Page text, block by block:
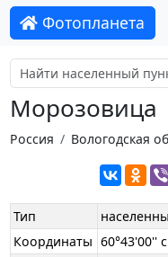
Фотопланета
Морозовица
Россия Вологодская
Тип
Координаты 60°43'00''